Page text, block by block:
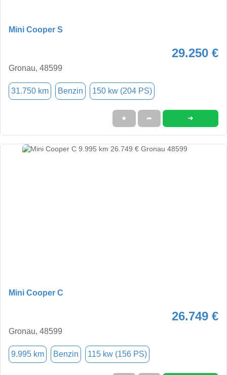
Mini Cooper S
29.250 €
Gronau, 48599
31.750 km Benzin 150 kw (204 PS)
★ ➦ ➜
Mini Cooper C
26.749 €
Gronau, 48599
9.995 km Benzin 115 kw (156 PS)